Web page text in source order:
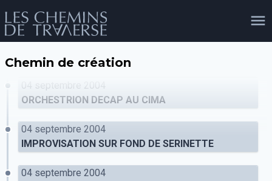
email tel
Chemin de création
04 septembre 2004
ORCHESTRION DECAP AU CIMA
04 septembre 2004
IMPROVISATION SUR FOND DE SERINETTE
04 septembre 2004